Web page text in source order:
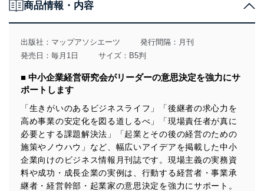
用目的を明確にし、本人の同意を得たうえで利用目的の
達成に必要な範囲内で適法かつ公正な手段によって取
得・利用・提供を行います。また、当社が保有している
個人情報は、同意を得ずに目的外利用、第三者への提
みを確実にするため、従業者等の教育を徹底してまいり
ます。また、目的外利用を行わないために、適切な管理
措置を講じます。
法令遵守
当社は、個人情報に関連する法令、国が定める指針及び
その他の規範を遵守します。また、当社の管理の仕組み
に、これらの法令及びその他の規範を常に適合させま
す。
商品情報・内容
出版社： マップアソシエーツ
発行間隔：月刊
発売日：毎月1日
サイズ：B5判
■ 中小企業経営研究会がリーダーの意思決定を強力にサ
ポートします
「生きがいのあるビジネスライフ」「後継者の求心力を
高め事業の安定化を図る道しるべ」「現場責任者が真に
必要とする課題解決法」「起業とその後の経営のための
施策やノウハウ」など、幅広いアイデアを掲載した中小
企業向けのビジネス情報月刊誌です。現場主義の実務資
料や成功・成長企業の実例は、行動する経営者・事業承
継者・経営幹部・起業家の意思決定を強力にサポート。